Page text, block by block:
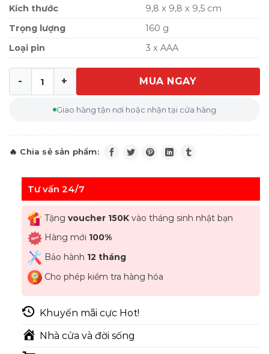
Kích thước
9,8 x 9,8 x 9,5 cm
Trọng lượng
160 g
Loại pin
3 x AAA
Máy Massage mini cầm tay BEURER MG16 màu đỏ số
MUA NGAY
Giao hàng tận nơi hoặc nhận tại cửa hàng
Tư vấn 24/7
Tặng voucher 150Kvào tháng sinh nhật bạn
Hàng mới 100%
Bảo hành 12 tháng
Cho phép kiểm tra hàng hóa
Khuyến mãi cực Hot!
Nhà cửa và đời sống